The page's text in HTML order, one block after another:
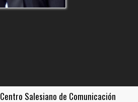
Centro Salesiano de Comunicación